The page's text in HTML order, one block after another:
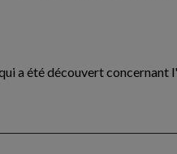
a été découvert concernant